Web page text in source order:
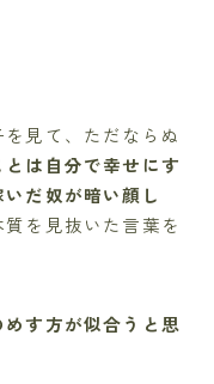
見て、ただならぬ
とは自分で幸せにす
だ奴が暗い顔し
を見抜いた言葉を
す方が似合うと思